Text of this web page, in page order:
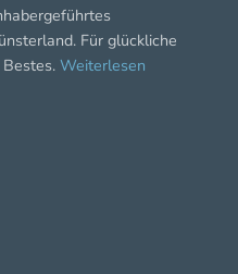
Für glückliche
Weiterlesen